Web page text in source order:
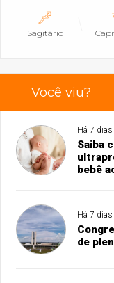
Sagitário
Você viu?
Há 7 dias
Saiba
bebê
Há 7 dias
de